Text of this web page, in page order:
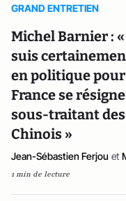
GRAND ENTRETIEN
Michel Barnier : «
suis
en politique
France se
sous-traitant
Chinois »
Jean-Sébastien Ferjou et
1 min de lecture